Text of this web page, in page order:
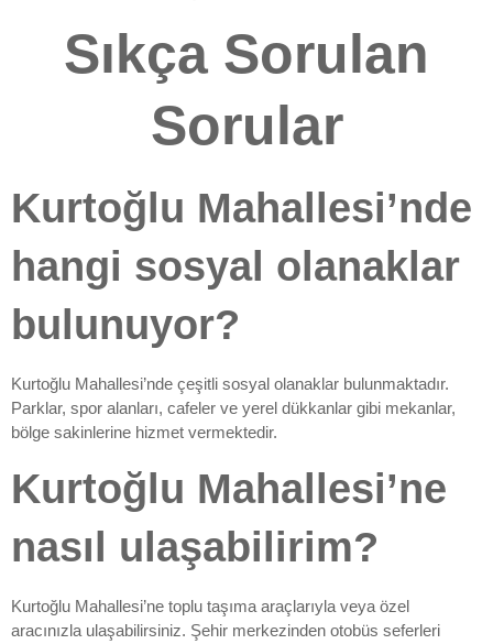
Sıkça Sorulan
Sorular
Kurtoğlu Mahallesi’nde
hangi sosyal olanaklar
bulunuyor?
Kurtoğlu Mahallesi’nde çeşitli sosyal olanaklar bulunmaktadır.
Parklar, spor alanları, cafeler ve yerel dükkanlar gibi mekanlar,
bölge sakinlerine hizmet vermektedir.
Kurtoğlu Mahallesi’ne
nasıl ulaşabilirim?
Kurtoğlu Mahallesi’ne toplu taşıma araçlarıyla veya özel
aracınızla ulaşabilirsiniz. Şehir merkezinden otobüs seferleri